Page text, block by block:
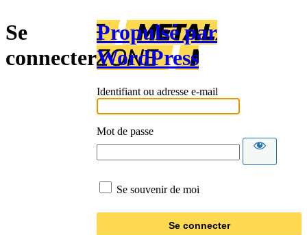
Se
connecter
Propulsé par
WordPress
Identifiant ou adresse e-mail
Mot de passe
Se souvenir de moi